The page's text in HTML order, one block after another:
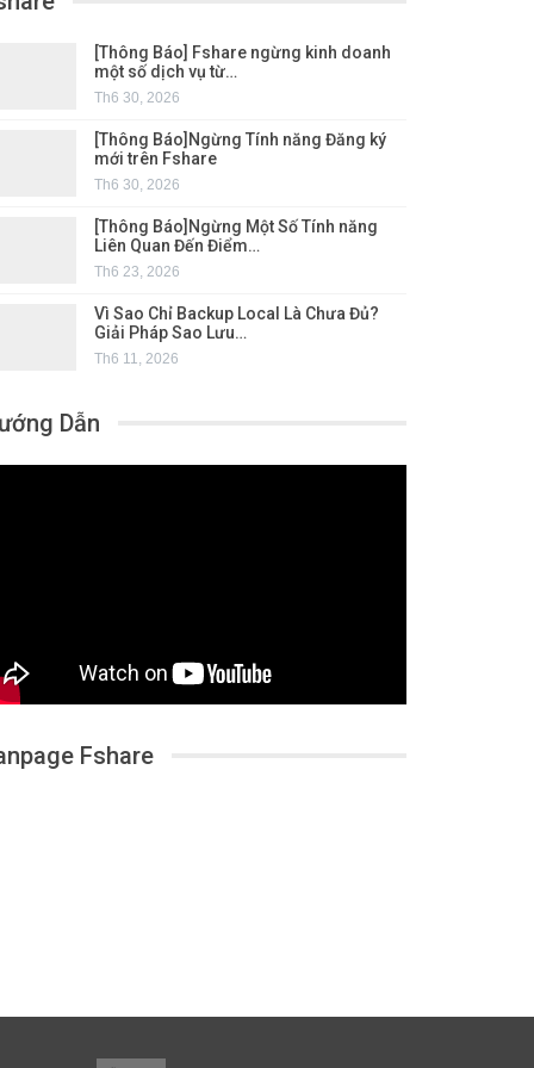
[Thông Báo] Fshare ngừng kinh doanh
một số dịch vụ từ…
Th6 30, 2026
[Thông Báo]Ngừng Tính năng Đăng ký
mới trên Fshare
Th6 30, 2026
[Thông Báo]Ngừng Một Số Tính năng
Liên Quan Đến Điểm…
Th6 23, 2026
Vì Sao Chỉ Backup Local Là Chưa Đủ?
Giải Pháp Sao Lưu…
Th6 11, 2026
Dẫn
Fshare